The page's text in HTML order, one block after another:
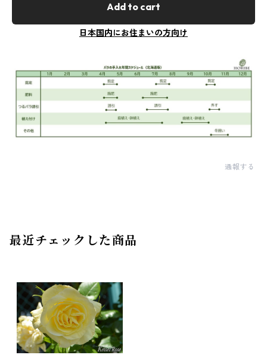
Add to cart
日本国内にお住まいの方向け
通報する
最近チェックした商品